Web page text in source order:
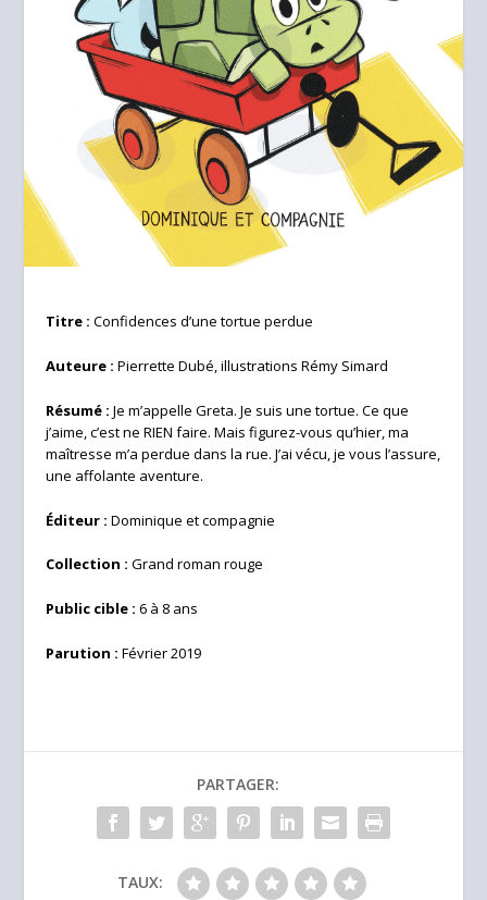
Titre : Confidences d’une tortue perdue
Auteure : Pierrette Dubé, illustrations Rémy Simard
Résumé : Je m’appelle Greta. Je suis une tortue. Ce que
j’aime, c’est ne RIEN faire. Mais figurez-vous qu’hier, ma
maîtresse m’a perdue dans la rue. J’ai vécu, je vous l’assure,
une affolante aventure.
Éditeur : Dominique et compagnie
Collection : Grand roman rouge
Public cible : 6 à 8 ans
Parution : Février 2019
PARTAGER:
TAUX: